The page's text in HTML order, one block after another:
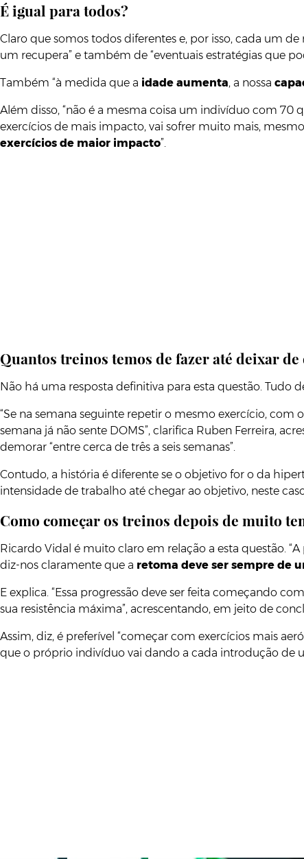
É igual para todos?
Claro que somos todos diferentes e, por isso, cada um
um recupera” e também de “eventuais estratégias que
Também “à medida que a idade aumenta, a nossa
Além disso, “não é a mesma coisa um indivíduo com 70
exercícios de mais impacto, vai sofrer muito mais,
exercícios de maior impacto”.
Quantos treinos temos de fazer até deixar de
Não há uma resposta definitiva para esta questão. Tudo
“Se na semana seguinte repetir o mesmo exercício,
semana já não sente DOMS”, clarifica Ruben Ferreira,
demorar “entre cerca de três a seis semanas”.
Contudo, a história é diferente se o objetivo for o da
intensidade de trabalho até chegar ao objetivo, neste
Como começar os treinos depois de muito
Ricardo Vidal é muito claro em relação a esta questão.
diz-nos claramente que a retoma deve ser sempre de
E explica. “Essa progressão deve ser feita começando com
sua resistência máxima”, acrescentando, em jeito de
Assim, diz, é preferível “começar com exercícios mais
que o próprio indivíduo vai dando a cada introdução de